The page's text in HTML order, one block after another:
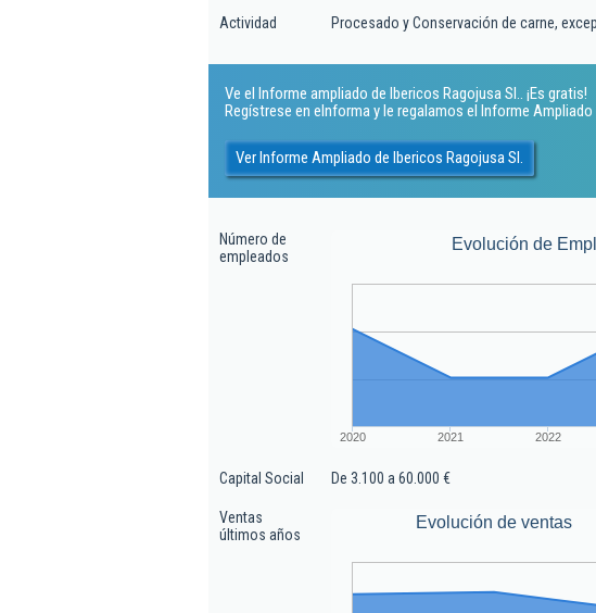
Actividad Procesado y Conservación de carne,
Ve el Informe ampliado de Ibericos Ragojusa Sl.. ¡Es gratis!
Regístrese en eInforma y le regalamos el Informe
Ver Informe Ampliado de Ibericos Ragojusa Sl.
Número de
empleados
Evolución de
2020 2021 2022
Capital Social De 3.100 a 60.000 €
Ventas
últimos años
Evolución de ventas